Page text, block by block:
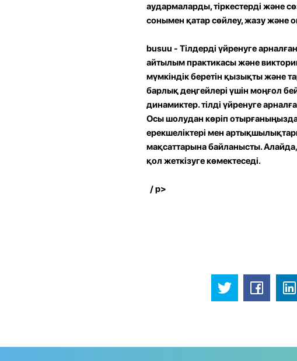
аудармаларды, тіркестерді және
сонымен қатар сөйлеу, жазу және
busuu - Тілдерді үйренуге
айтылым практикасы және
мүмкіндік беретін қызықты және
барлық деңгейлері үшін моңғол
динамиктер. тілді үйренуге
Осы шолудан көріп
ерекшеліктері мен
мақсаттарына байланысты.
қол жеткізуге көмектеседі.
/ p>